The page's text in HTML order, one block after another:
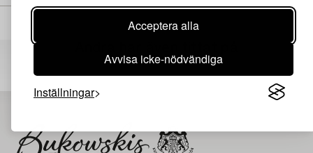
Acceptera alla
Avvisa icke-nödvändiga
Inställningar